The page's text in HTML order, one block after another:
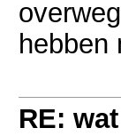
hebben
RE: